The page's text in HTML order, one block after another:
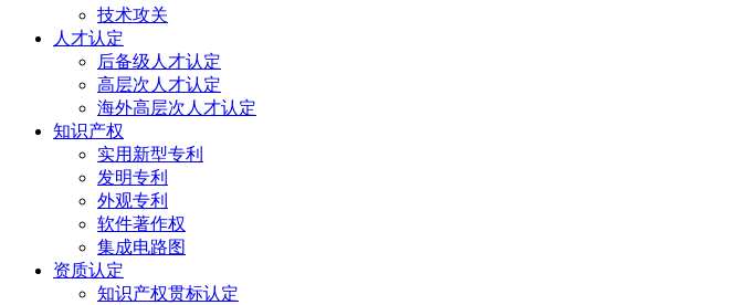
技术攻关
人才认定
后备级人才认定
高层次人才认定
海外高层次人才认定
知识产权
实用新型专利
发明专利
外观专利
软件著作权
集成电路图
资质认定
知识产权贯标认定